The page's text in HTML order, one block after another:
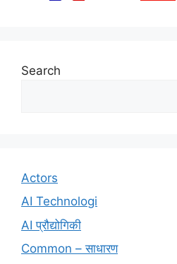
Search
Actors
AI Technologi
AI प्रौद्योगिकी
Common – साधारण